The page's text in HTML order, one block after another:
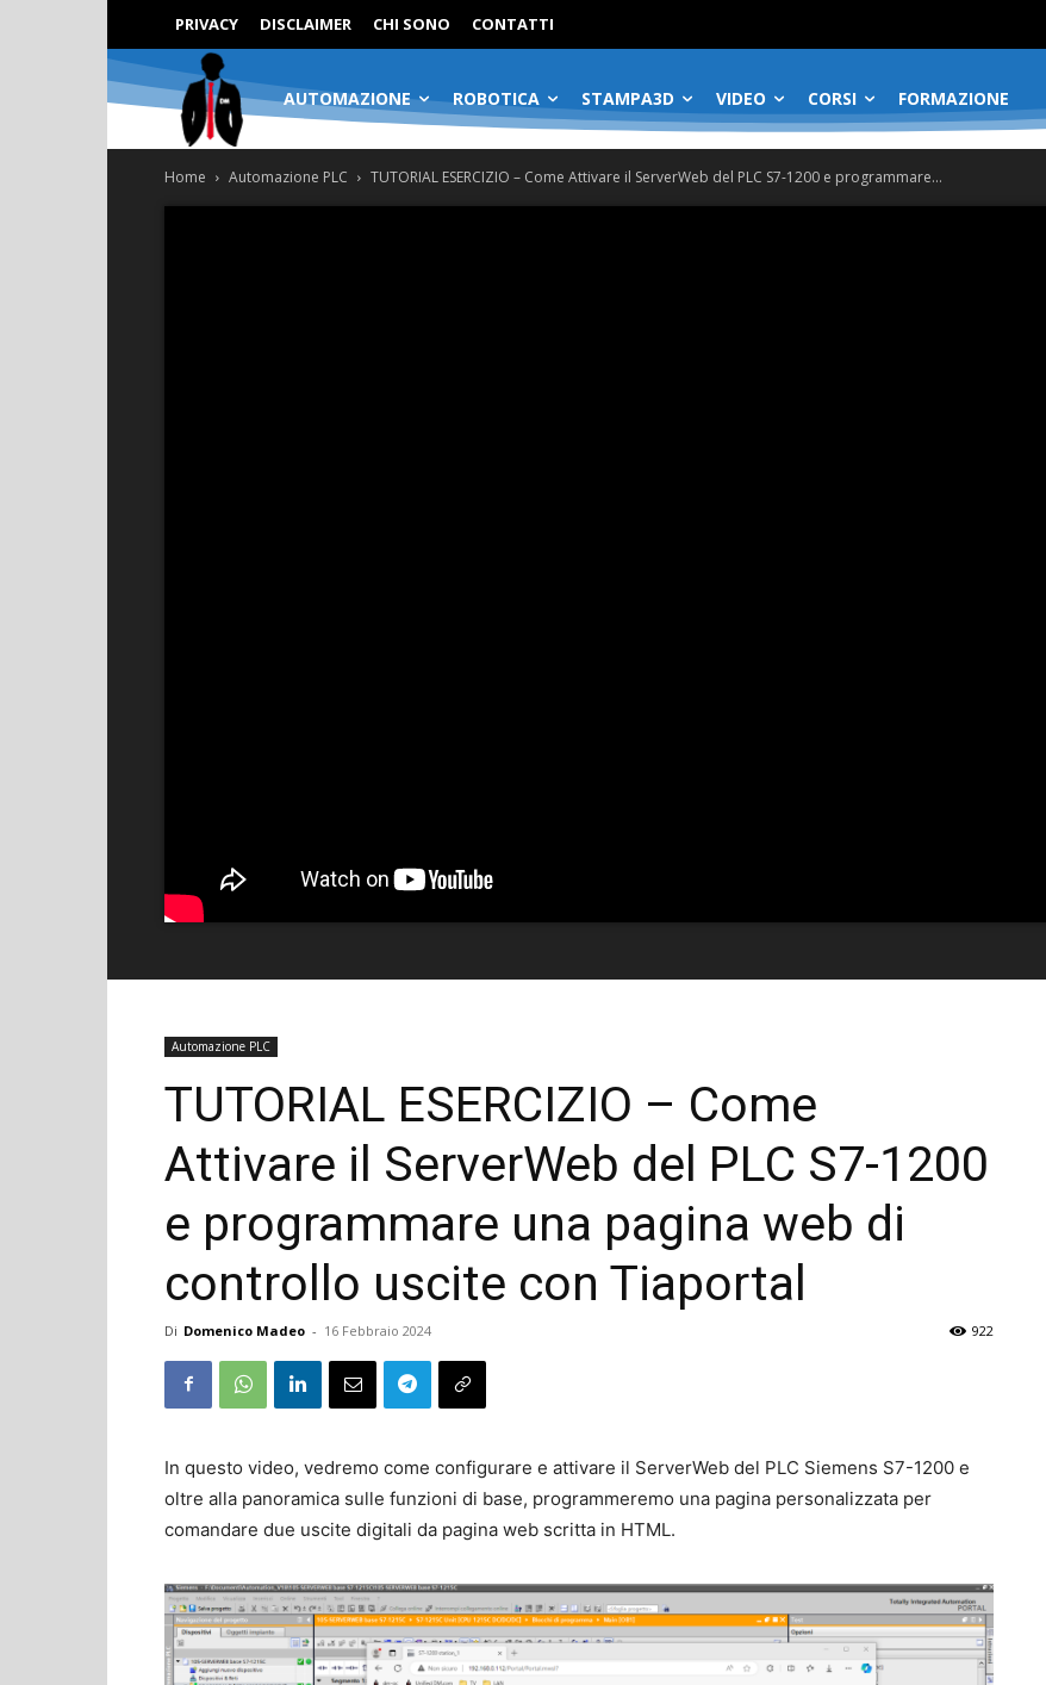
PRIVACY DISCLAIMER CHI SONO CONTATTI
AUTOMAZIONE ROBOTICA STAMPA3D VIDEO CORSI FORMAZIONE
Home Automazione PLC TUTORIAL ESERCIZIO – Come Attivare il ServerWeb del PLC S7-1200 e programmare...
Automazione PLC
TUTORIAL ESERCIZIO – Come
Attivare il ServerWeb del PLC S7-1200
e programmare una pagina web di
controllo uscite con Tiaportal
Di Domenico Madeo - 16 Febbraio 2024 922
In questo video, vedremo come configurare e attivare il ServerWeb del PLC Siemens S7-1200 e
oltre alla panoramica sulle funzioni di base, programmeremo una pagina personalizzata per
comandare due uscite digitali da pagina web scritta in HTML.